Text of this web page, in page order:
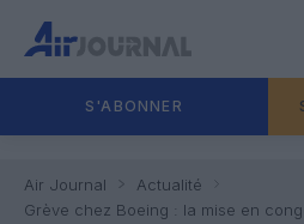
S'ABONNER
Air Journal
Actualité
Grève chez Boeing : la mise en